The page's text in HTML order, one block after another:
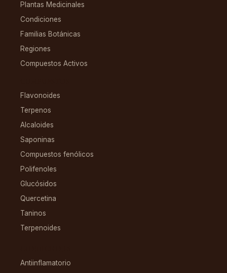
Plantas Medicinales
Condiciones
Familias Botánicas
Regiones
Compuestos Activos
Flavonoides
Terpenos
Alcaloides
Saponinas
Compuestos fenólicos
Polifenoles
Glucósidos
Quercetina
Taninos
Terpenoides
Antiinflamatorio